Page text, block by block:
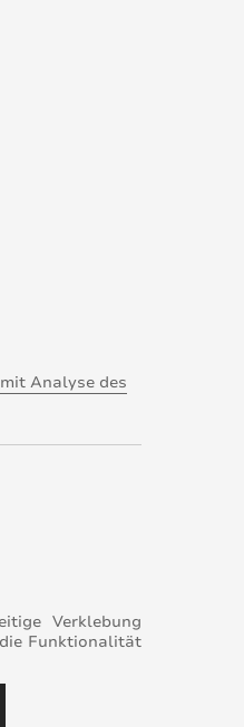
Analyse des
Verklebung
Funktionalität